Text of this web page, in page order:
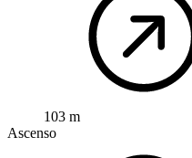
103 m
Ascenso